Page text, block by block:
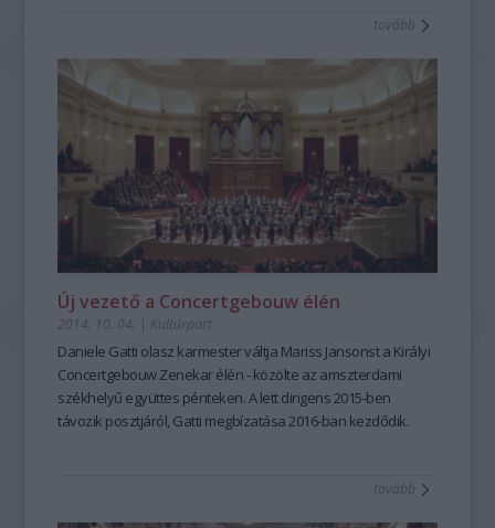
tovább
Új vezető a Concertgebouw élén
2014. 10. 04. | Kultúrpart
Daniele Gatti olasz karmesterváltja Mariss Jansonsta Királyi
Concertgebouw Zenekarélén - közölte az amszterdami
székhelyű együttes pénteken. A lett dirigens 2015-ben
távozik posztjáról, Gatti megbízatása 2016-ban kezdődik.
tovább